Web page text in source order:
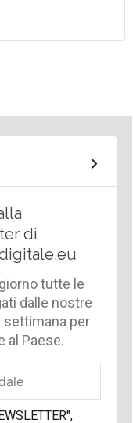
di
tutte le
dalle nostre
settimana per
al Paese.